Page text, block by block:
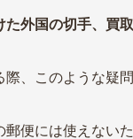
た外国の切手、買
際、このような疑
郵便には使えないた